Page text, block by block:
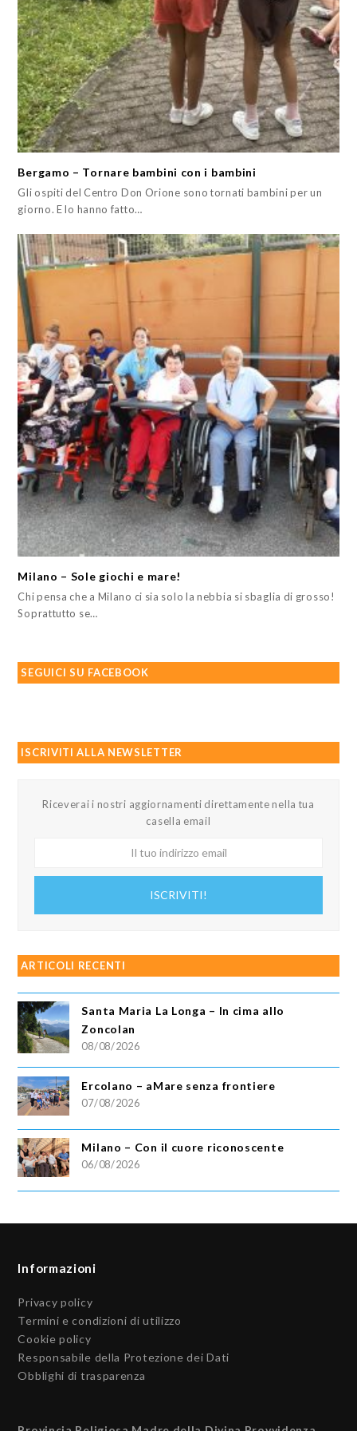
Bergamo – Tornare bambini con i bambini
Gli ospiti del Centro Don Orione sono tornati bambini per un
giorno. E lo hanno fatto…
Milano – Sole giochi e mare!
Chi pensa che a Milano ci sia solo la nebbia si sbaglia di grosso!
Soprattutto se…
SEGUICI SU FACEBOOK
ISCRIVITI ALLA NEWSLETTER
Riceverai i nostri aggiornamenti direttamente nella tua
casella email
ISCRIVITI!
ARTICOLI RECENTI
Santa Maria La Longa – In cima allo
Zoncolan
08/08/2026
Ercolano – aMare senza frontiere
07/08/2026
Milano – Con il cuore riconoscente
06/08/2026
Informazioni
Privacy policy
Termini e condizioni di utilizzo
Cookie policy
Responsabile della Protezione dei Dati
Obblighi di trasparenza